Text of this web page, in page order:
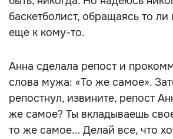
баскетболист, обращаясь то
еще к кому-то.
Анна сделала репост и
слова мужа: «То же самое».
репостнул, извините, репост
же самое? Ты вкладываешь
то же самое... Делай все, что